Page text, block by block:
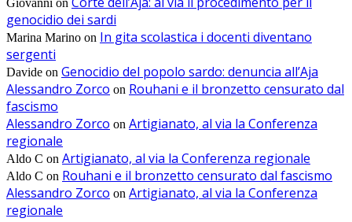
Giovanni on
genocidio dei sardi
Marina Marino on In gita scolastica i docenti diventano
sergenti
Davide on Genocidio del popolo sardo: denuncia all’Aja
Alessandro Zorco on Rouhani e il bronzetto censurato dal
fascismo
Alessandro Zorco on Artigianato, al via la Conferenza
regionale
Aldo C on Artigianato, al via la Conferenza regionale
Aldo C on Rouhani e il bronzetto censurato dal fascismo
Alessandro Zorco on Artigianato, al via la Conferenza
regionale